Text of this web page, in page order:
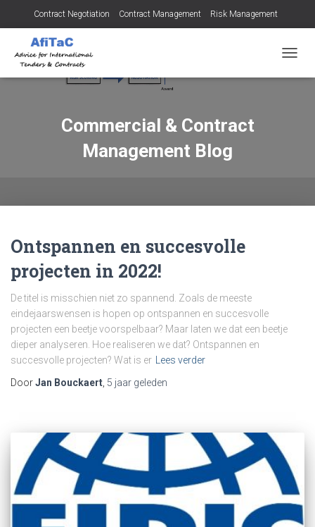
Contract Negotiation Contract Management Risk Management
Tendering for Contracts
Commercial & Contract
Management Blog
Ontspannen en succesvolle
projecten in 2022!
De titel is misschien niet zo spannend. Zoals de meeste
eindejaarswensen is hopen op ontspannen en succesvolle
projecten een beetje voorspelbaar? Maar laten we dat een beetje
dieper analyseren. Hoe realiseren we dat? Ontspannen en
succesvolle projecten? Wat is er
Lees verder
DoorJan Bouckaert 5 jaar geleden